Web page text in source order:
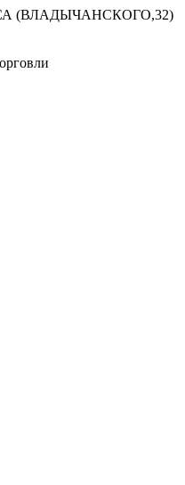
(ВЛАДЫЧАНСКОГО,32)